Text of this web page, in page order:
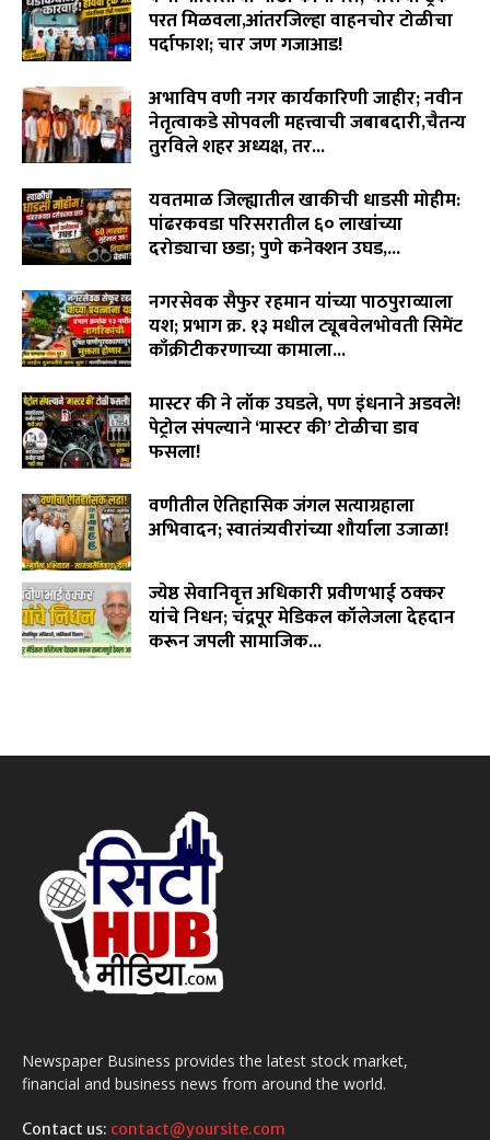
परत मिळवला,आंतरजिल्हा वाहनचोर टोळीचा
पर्दाफाश; चार जण गजाआड!
अभाविप वणी नगर कार्यकारिणी जाहीर; नवीन
नेतृत्वाकडे सोपवली महत्त्वाची जबाबदारी,चैतन्य
तुरविले शहर अध्यक्ष, तर...
यवतमाळ जिल्ह्यातील खाकीची धाडसी मोहीम:
पांढरकवडा परिसरातील ६० लाखांच्या
दरोड्याचा छडा; पुणे कनेक्शन उघड,...
नगरसेवक सैफुर रहमान यांच्या पाठपुराव्याला
यश; प्रभाग क्र. १३ मधील ट्यूबवेलभोवती सिमेंट
काँक्रीटीकरणाच्या कामाला...
मास्टर की ने लॉक उघडले, पण इंधनाने अडवले!
पेट्रोल संपल्याने ‘मास्टर की’ टोळीचा डाव
फसला!
वणीतील ऐतिहासिक जंगल सत्याग्रहाला
अभिवादन; स्वातंत्र्यवीरांच्या शौर्याला उजाळा!
ज्येष्ठ सेवानिवृत्त अधिकारी प्रवीणभाई ठक्कर
यांचे निधन; चंद्रपूर मेडिकल कॉलेजला देहदान
करून जपली सामाजिक...
Newspaper Business provides the latest stock market,
financial and business news from around the world.
Contact us: contact@yoursite.com